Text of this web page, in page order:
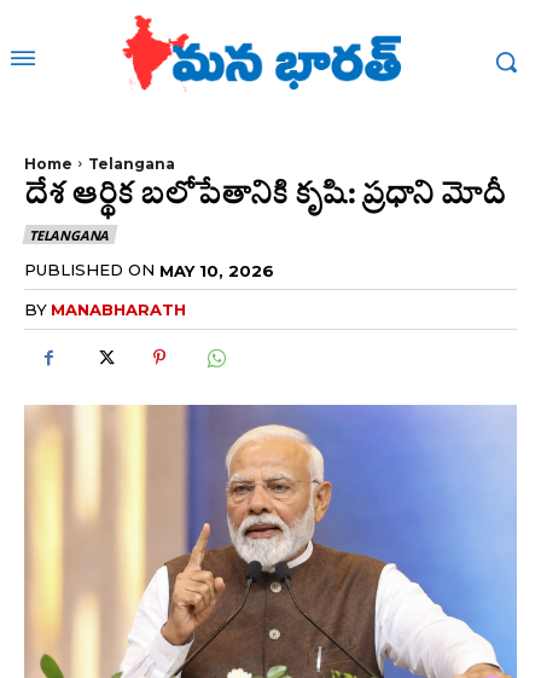
Home Telangana
దేశ ఆర్థిక బలోపేతానికి కృషి: ప్రధాని మోదీ
TELANGANA
PUBLISHED ON MAY 10, 2026
BY MANABHARATH